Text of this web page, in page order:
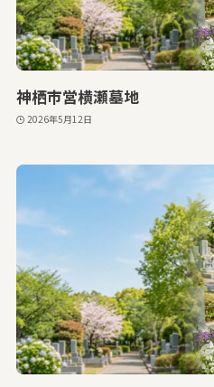
神栖市営横瀬墓地
2026年5月12日